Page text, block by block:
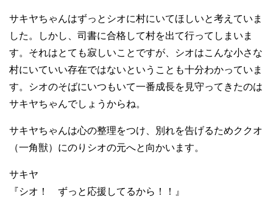
サキヤちゃんはずっとシオに村にいてほしいと考えていま
した。しかし、司書に合格して村を出て行ってしまいま
す。それはとても寂しいことですが、シオはこんな小さな
村にいていい存在ではないということも十分わかっていま
す。シオのそばにいつもいて一番成長を見守ってきたのは
サキヤちゃんでしょうからね。
サキヤちゃんは心の整理をつけ、別れを告げるためククオ
（一角獣）にのりシオの元へと向かいます。
サキヤ
『シオ！ ずっと応援してるから！！』